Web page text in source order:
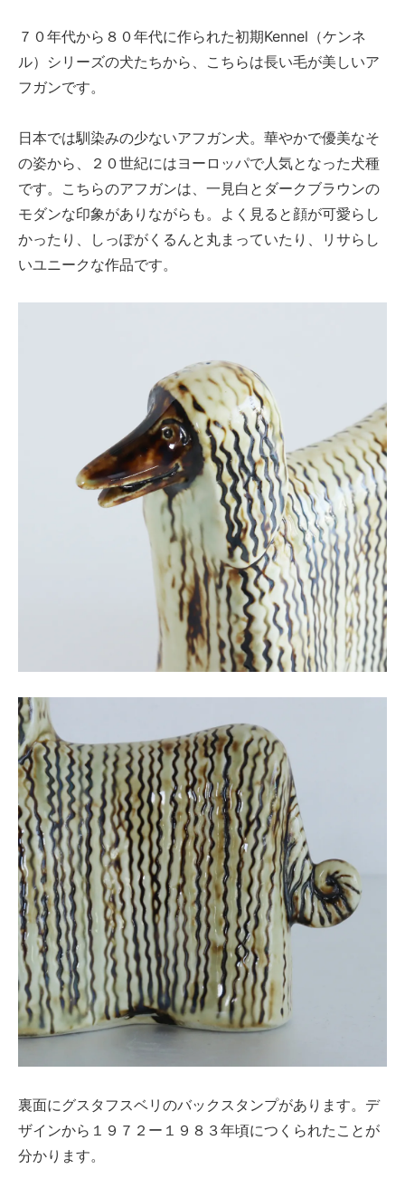
７０年代から８０年代に作られた初期Kennel（ケンネ
ル）シリーズの犬たちから、こちらは長い毛が美しいア
フガンです。
日本では馴染みの少ないアフガン犬。華やかで優美なそ
の姿から、２０世紀にはヨーロッパで人気となった犬種
です。こちらのアフガンは、一見白とダークブラウンの
モダンな印象がありながらも。よく見ると顔が可愛らし
かったり、しっぽがくるんと丸まっていたり、リサらし
いユニークな作品です。
裏面にグスタフスベリのバックスタンプがあります。デ
ザインから１９７２ー１９８３年頃につくられたことが
分かります。